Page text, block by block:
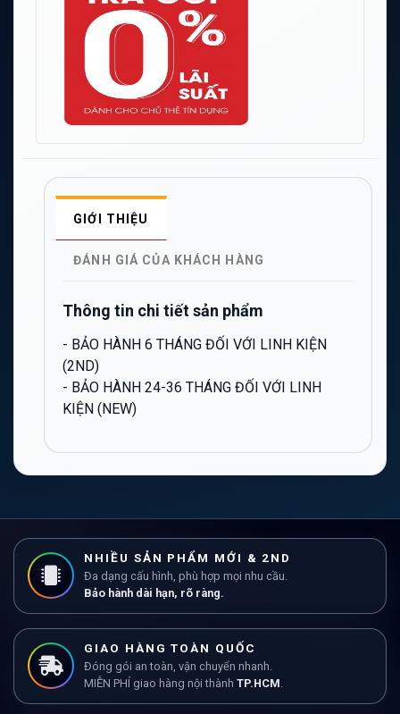
GIỚI THIỆU
ĐÁNH GIÁ CỦA KHÁCH HÀNG
Thông tin chi tiết sản phẩm
- BẢO HÀNH 6 THÁNG ĐỐI VỚI LINH KIỆN
(2ND)
- BẢO HÀNH 24-36 THÁNG ĐỐI VỚI LINH
KIỆN (NEW)
NHIỀU SẢN PHẨM MỚI & 2ND
Đa dạng cấu hình, phù hợp mọi nhu cầu.
Bảo hành dài hạn, rõ ràng.
GIAO HÀNG TOÀN QUỐC
Đóng gói an toàn, vận chuyển nhanh.
MIỄN PHÍ giao hàng nội thànhTP.HCM